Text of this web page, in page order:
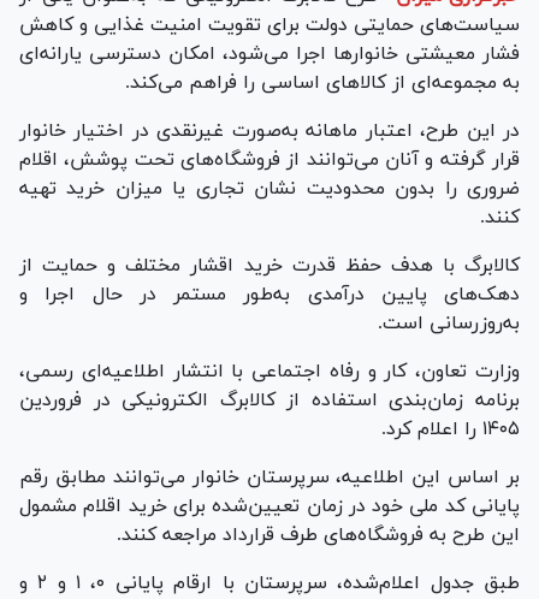
سیاست‌های حمایتی دولت برای تقویت امنیت غذایی و کاهش
فشار معیشتی خانوارها اجرا می‌شود، امکان دسترسی یارانه‌ای
به مجموعه‌ای از کالاهای اساسی را فراهم می‌کند.
در این طرح، اعتبار ماهانه به‌صورت غیرنقدی در اختیار خانوار
قرار گرفته و آنان می‌توانند از فروشگاه‌های تحت پوشش، اقلام
ضروری را بدون محدودیت نشان تجاری یا میزان خرید تهیه
کنند.
کالابرگ با هدف حفظ قدرت خرید اقشار مختلف و حمایت از
دهک‌های پایین درآمدی به‌طور مستمر در حال اجرا و
به‌روزرسانی است.
وزارت تعاون، کار و رفاه اجتماعی با انتشار اطلاعیه‌ای رسمی،
برنامه زمان‌بندی استفاده از کالابرگ الکترونیکی در فروردین
۱۴۰۵ را اعلام کرد.
بر اساس این اطلاعیه، سرپرستان خانوار می‌توانند مطابق رقم
پایانی کد ملی خود در زمان تعیین‌شده برای خرید اقلام مشمول
این طرح به فروشگاه‌های طرف قرارداد مراجعه کنند.
طبق جدول اعلام‌شده، سرپرستان با ارقام پایانی ۰، ۱ و ۲
و